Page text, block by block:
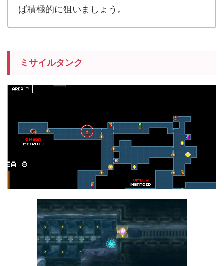
ば積極的に狙いましょう。
ミサイルタンク